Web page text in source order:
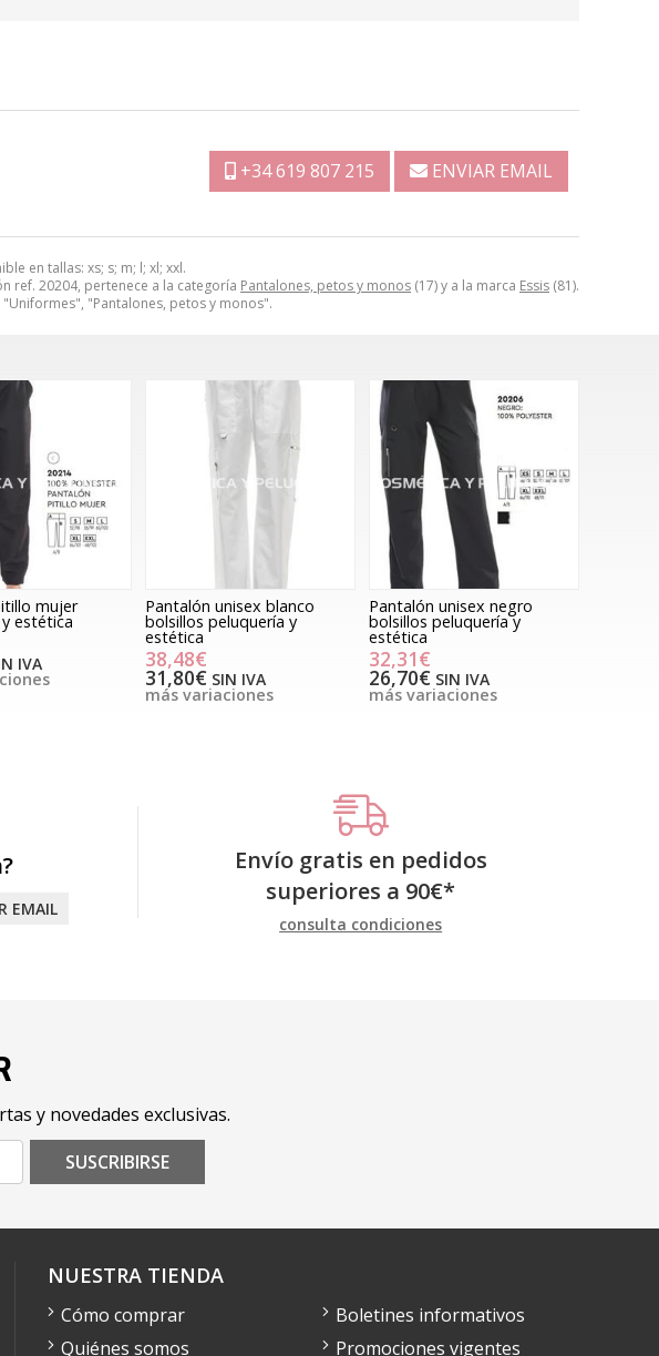
en tallas: xs; s; m; l; xl; xxl.
ref. 20204, pertenece a la categoría Pantalones, petos y monos (17) y a la marca Essis (81).
"Uniformes", "Pantalones, petos y monos".
+34 619 807 215 ENVIAR EMAIL
mujer
estética
IVA
Pantalón unisex blanco
bolsillos peluquería y
estética
38,48€
31,80€ SIN IVA
más variaciones
Pantalón unisex negro
bolsillos peluquería y
estética
32,31€
26,70€ SIN IVA
más variaciones
EMAIL
Envío gratis en pedidos
superiores a 90€*
consulta condiciones
y novedades exclusivas.
SUSCRIBIRSE
NUESTRA TIENDA
Cómo comprar
Quiénes somos
Boletines informativos
Promociones vigentes